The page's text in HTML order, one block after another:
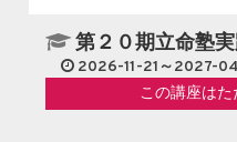
第２０期立命塾
2026-11-21～2027-
この講座はた